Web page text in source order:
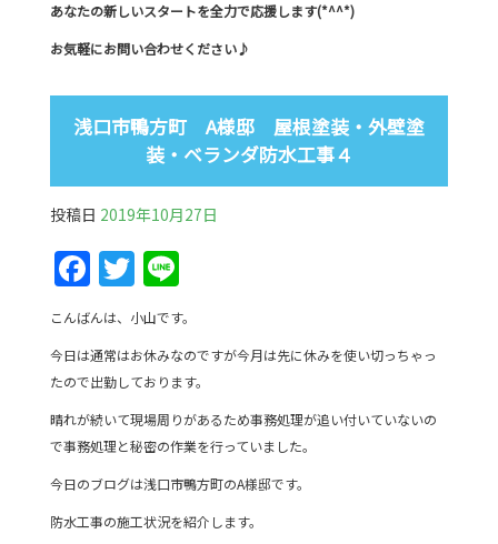
あなたの新しいスタートを全力で応援します(*^^*)
お気軽にお問い合わせください♪
浅口市鴨方町 A様邸 屋根塗装・外壁塗
装・ベランダ防水工事４
投稿日 2019年10月27日
F
a
c
e
b
o
o
k
T
w
itt
er
Li
n
e
こんばんは、小山です。
今日は通常はお休みなのですが今月は先に休みを使い切っちゃっ
たので出勤しております。
晴れが続いて現場周りがあるため事務処理が追い付いていないの
で事務処理と秘密の作業を行っていました。
今日のブログは浅口市鴨方町のA様邸です。
防水工事の施工状況を紹介します。